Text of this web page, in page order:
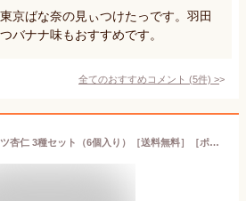
京ばな奈の見ぃつけたっです。羽田
バナナ味もおすすめです。
全てのおすすめコメント (5件) >
銀座千疋屋 フルーツ杏仁 3種セット（6個入り）［送料無料］［ポイント2倍］～ クリスマス お歳暮 杏仁豆腐 ギフト 贈り物 フルーツ スイーツ プレゼント お菓子 内祝い 誕生日 お祝い 御礼 快気内祝 お見舞い 送料無料 千疋屋 ～